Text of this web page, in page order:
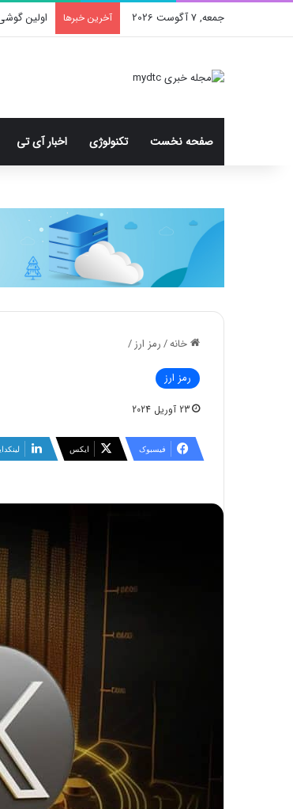
جمعه, 7 آگوست 2026 آخرین خبرها اولین
صفحه نخست تکنولوژی اخبار آی تی
خانه/رمز ارز/
رمز ارز
23 آوریل 2024
فیسبوک ایکس